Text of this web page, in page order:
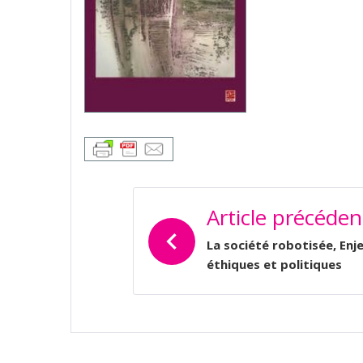
DE
L’ARTICLE
Article
La société robotisée,
éthiques et politiques